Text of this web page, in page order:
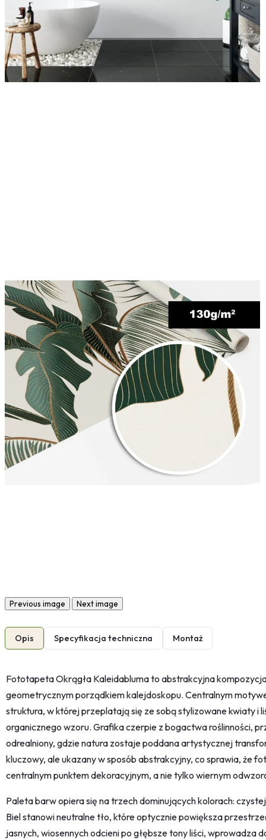
Previous image Next image
Opis Specyfikacja techniczna Montaż
Fototapeta Okrągła Kaleidabluma to abstrakcyjna
geometrycznym porządkiem kalejdoskopu. Centralnym
struktura, w której przeplatają się ze sobą stylizowane kwiaty i
organicznego wzoru. Grafika czerpie z bogactwa roślinności,
odrealniony, gdzie natura zostaje poddana artystycznej
kluczowy, ale ukazany w sposób abstrakcyjny, co sprawia, że
centralnym punktem dekoracyjnym, a nie tylko wiernym
Paleta barw opiera się na trzech dominujących kolorach:
Biel stanowi neutralne tło, które optycznie powiększa
jasnych, wiosennych odcieni po głębsze tony liści, wprowadza